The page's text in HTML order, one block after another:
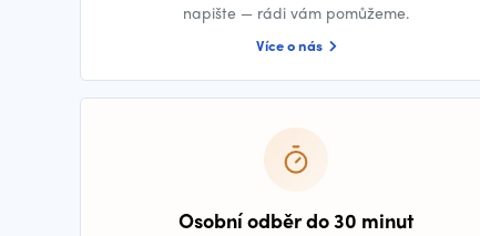
napište — rádi vám pomůžeme.
Více o nás
Osobní odběr do 30 minut